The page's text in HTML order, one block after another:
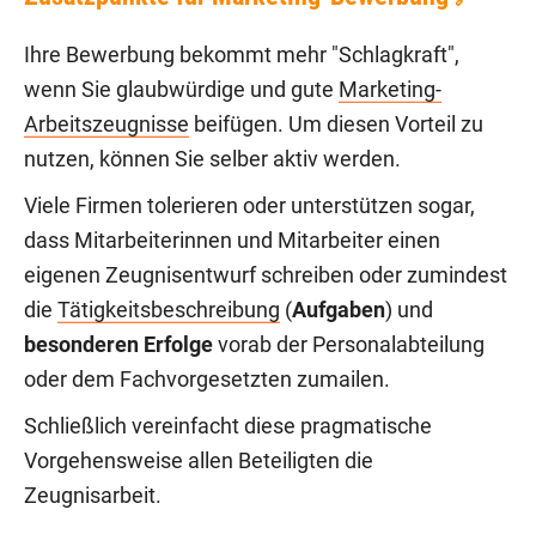
Ihre Bewerbung bekommt mehr "Schlagkraft",
wenn Sie glaubwürdige und gute Marketing-
Arbeitszeugnisse beifügen. Um diesen Vorteil zu
nutzen, können Sie selber aktiv werden.
Viele Firmen tolerieren oder unterstützen sogar,
dass Mitarbeiterinnen und Mitarbeiter einen
eigenen Zeugnisentwurf schreiben oder zumindest
die Tätigkeitsbeschreibung (Aufgaben) und
besonderen Erfolge vorab der Personalabteilung
oder dem Fachvorgesetzten zumailen.
Schließlich vereinfacht diese pragmatische
Vorgehensweise allen Beteiligten die
Zeugnisarbeit.